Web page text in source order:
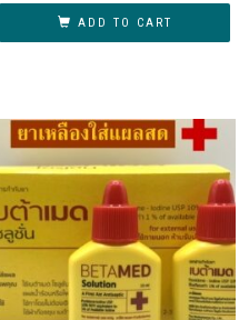
ADD TO CART